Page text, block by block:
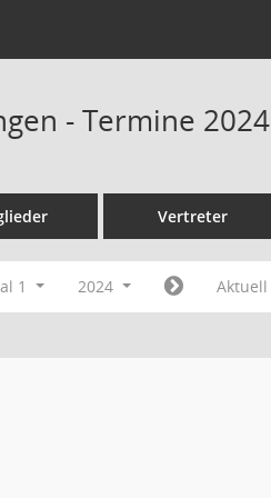
- Termine 2024
Vertreter
1 2024 Aktuell